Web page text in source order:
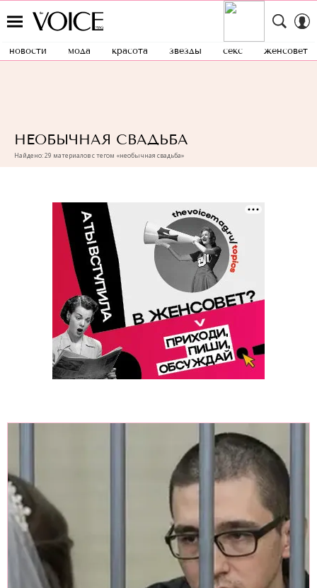
новости мода красота звезды секс женсовет
НЕОБЫЧНАЯ СВАДЬБА
Найдено: 29 материалов с тегом «необычная свадьба»